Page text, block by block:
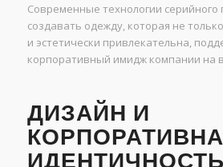
Современные технологии
создавать одежду, которая не
и эстетически привлекательна,
корпоративный имидж компании на
ДИЗАЙН И
ИДЕНТИЧНОСТЬ